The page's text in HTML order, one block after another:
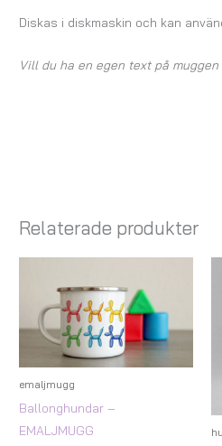
Diskas i diskmaskin och kan
Vill du ha en egen text på
Relaterade produkter
emaljmugg
Ballonghundar –
EMALJMUGG